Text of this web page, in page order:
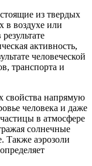
из твердых
в воздухе или
активность,
человеческой
транспорта и
свойства напрямую
человека и даже
в атмосфере
солнечные
Также аэрозоли